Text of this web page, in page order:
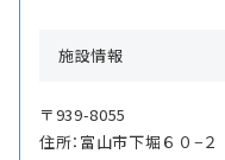
施設情報
〒939-8055
住所：富山市下堀６０−２